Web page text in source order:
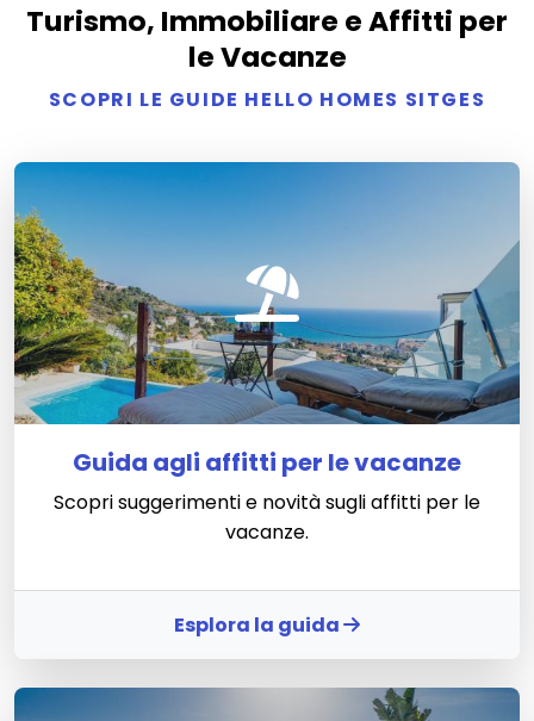
Turismo, Immobiliare e Affitti per
le Vacanze
SCOPRI LE GUIDE HELLO HOMES SITGES
Guida agli affitti per le vacanze
Scopri suggerimenti e novità sugli affitti per le
vacanze.
Esplora la guida